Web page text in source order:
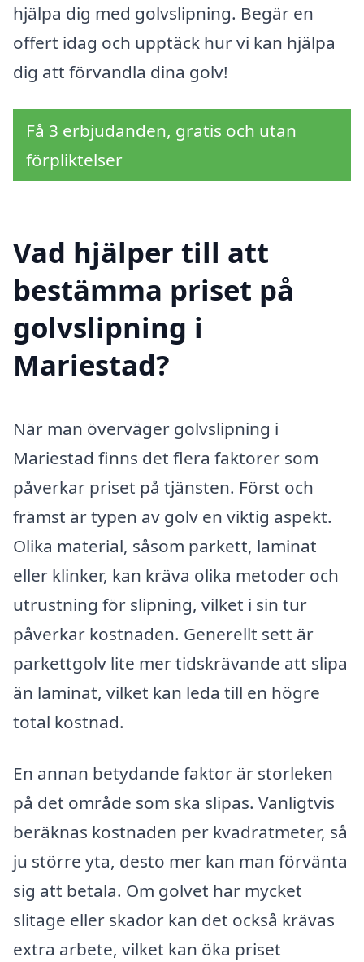
hjälpa dig med golvslipning. Begär en
offert idag och upptäck hur vi kan hjälpa
dig att förvandla dina golv!
Få 3 erbjudanden, gratis och utan
förpliktelser
Vad hjälper till att
bestämma priset på
golvslipning i
Mariestad?
När man överväger golvslipning i
Mariestad finns det flera faktorer som
påverkar priset på tjänsten. Först och
främst är typen av golv en viktig aspekt.
Olika material, såsom parkett, laminat
eller klinker, kan kräva olika metoder och
utrustning för slipning, vilket i sin tur
påverkar kostnaden. Generellt sett är
parkettgolv lite mer tidskrävande att slipa
än laminat, vilket kan leda till en högre
total kostnad.
En annan betydande faktor är storleken
på det område som ska slipas. Vanligtvis
beräknas kostnaden per kvadratmeter, så
ju större yta, desto mer kan man förvänta
sig att betala. Om golvet har mycket
slitage eller skador kan det också krävas
extra arbete, vilket kan öka priset